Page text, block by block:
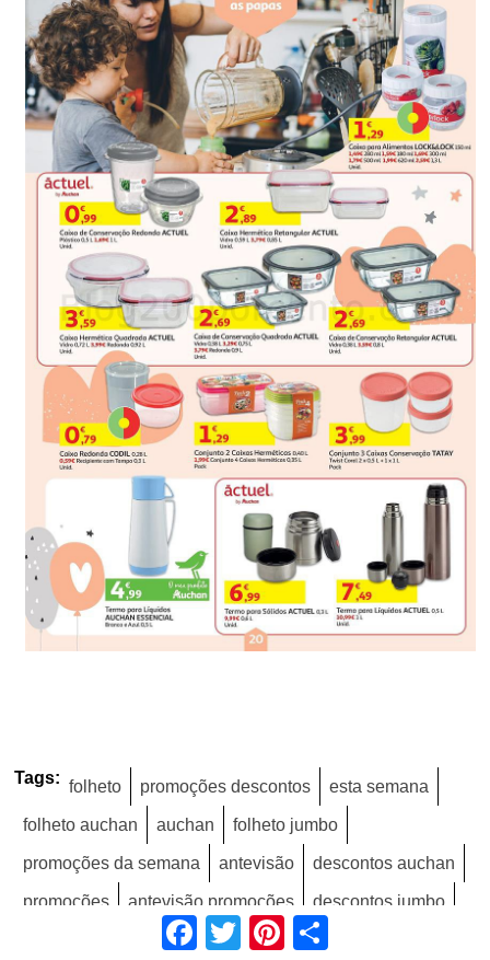
Tags: folheto promoções descontos esta semana
folheto auchan auchan folheto jumbo
promoções da semana antevisão descontos auchan
promoções antevisão promoções descontos jumbo
descontos jumbo
Facebook Twitter Pinterest